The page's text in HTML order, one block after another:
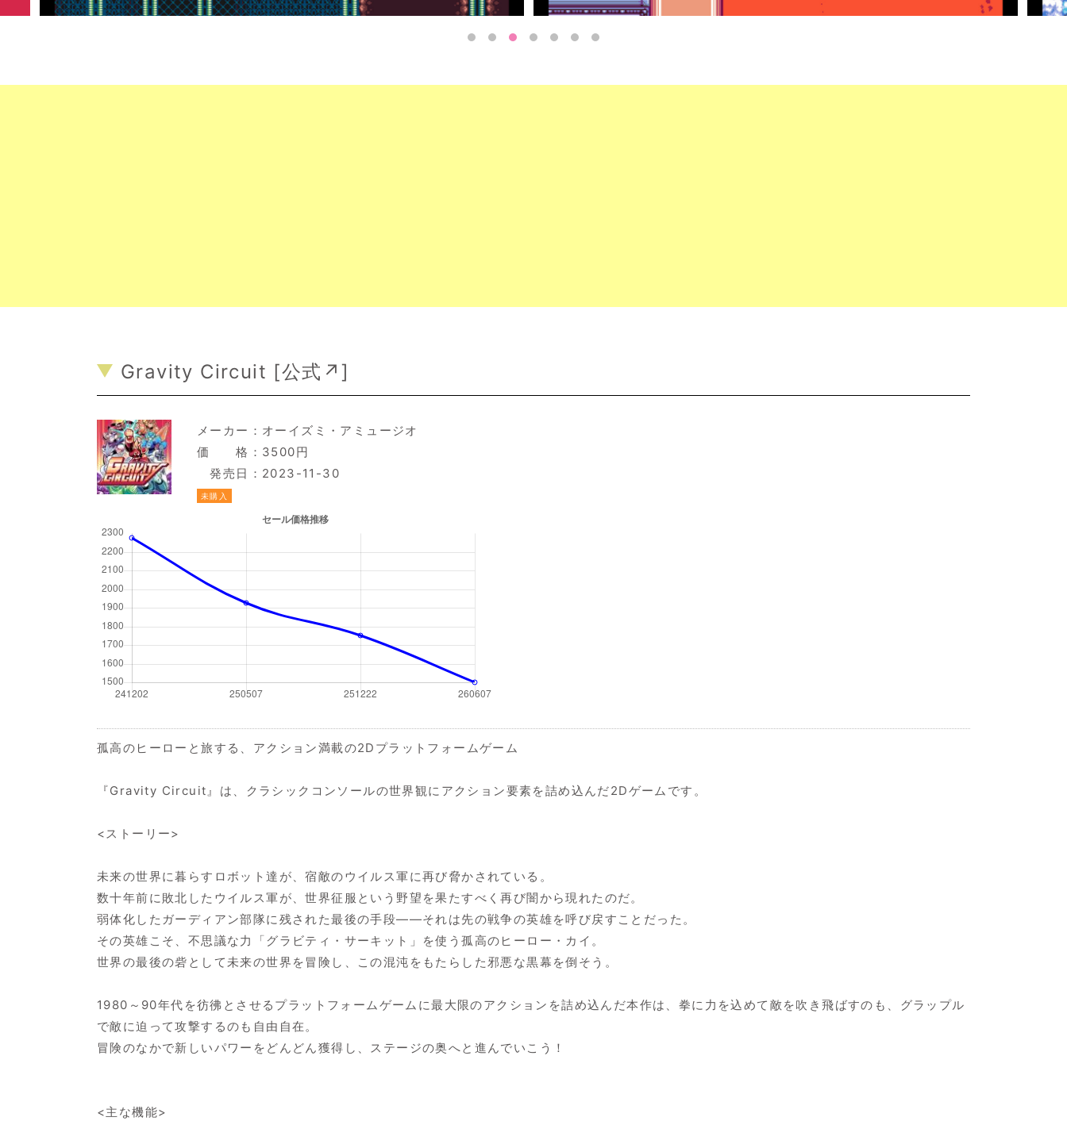
Gravity Circuit [公式↗]
メーカー： オーイズミ・アミュージオ
価 格：3500円
発売日：2023-11-30
未購入
孤高のヒーローと旅する、アクション満載の2Dプラットフォームゲーム
『Gravity Circuit』は、クラシックコンソールの世界観にアクション要素を詰め込んだ2Dゲームです。
<ストーリー>
未来の世界に暮らすロボット達が、宿敵のウイルス軍に再び脅かされている。
数十年前に敗北したウイルス軍が、世界征服という野望を果たすべく再び闇から現れたのだ。
弱体化したガーディアン部隊に残された最後の手段――それは先の戦争の英雄を呼び戻すことだった。
その英雄こそ、不思議な力「グラビティ・サーキット」を使う孤高のヒーロー・カイ。
世界の最後の砦として未来の世界を冒険し、この混沌をもたらした邪悪な黒幕を倒そう。
1980～90年代を彷彿とさせるプラットフォームゲームに最大限のアクションを詰め込んだ本作は、拳に力を込めて敵を吹き飛ばすのも、グラップル
で敵に迫って攻撃するのも自由自在。
冒険のなかで新しいパワーをどんどん獲得し、ステージの奥へと進んでいこう！
<主な機能>